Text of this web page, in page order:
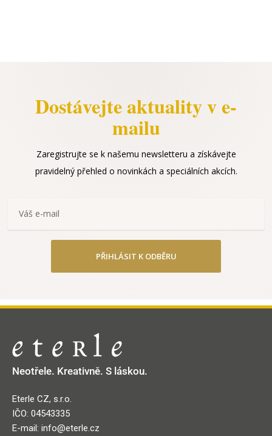
Dostávejte aktuality v e-
mailu
Zaregistrujte se k našemu newsletteru a získávejte
pravidelný přehled o novinkách a speciálních akcích.
PŘIHLÁSIT K ODBĚRU
Neotřele. Kreativně. S láskou.
Eterle CZ, s.r.o.
IČO: 04543335
E-mail: info@eterle.cz